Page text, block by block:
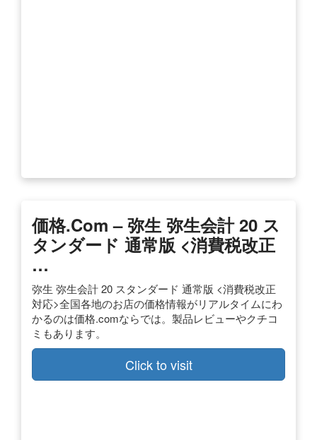
価格.com – 弥生 弥生会計 20 ス
タンダード 通常版 <消費税改正
…
弥生 弥生会計 20 スタンダード 通常版 <消費税改正
対応>全国各地のお店の価格情報がリアルタイムにわ
かるのは価格.comならでは。製品レビューやクチコ
ミもあります。
Click to visit